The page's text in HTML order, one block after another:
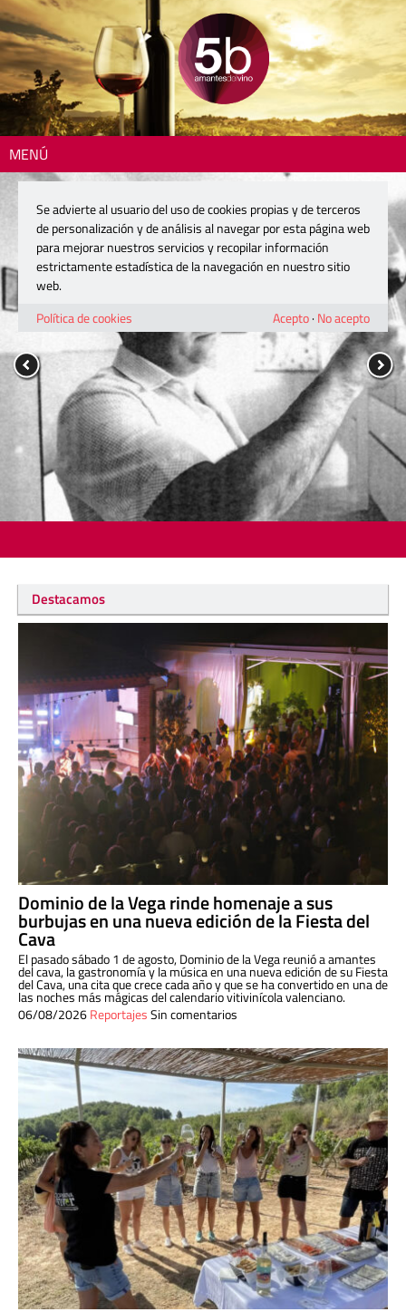
MENÚ
Destacamos
Dominio de la Vega rinde homenaje a sus
burbujas en una nueva edición de la Fiesta del
Cava
El pasado sábado 1 de agosto, Dominio de la Vega reunió a amantes
del cava, la gastronomía y la música en una nueva edición de su Fiesta
del Cava, una cita que crece cada año y que se ha convertido en una de
las noches más mágicas del calendario vitivinícola valenciano.
06/08/2026ReportajesSin comentarios
Se advierte al usuario del uso de cookies propias y de terceros
de personalización y de análisis al navegar por esta página web
para mejorar nuestros servicios y recopilar información
estrictamente estadística de la navegación en nuestro sitio
web.
Política de cookies
Acepto· No acepto